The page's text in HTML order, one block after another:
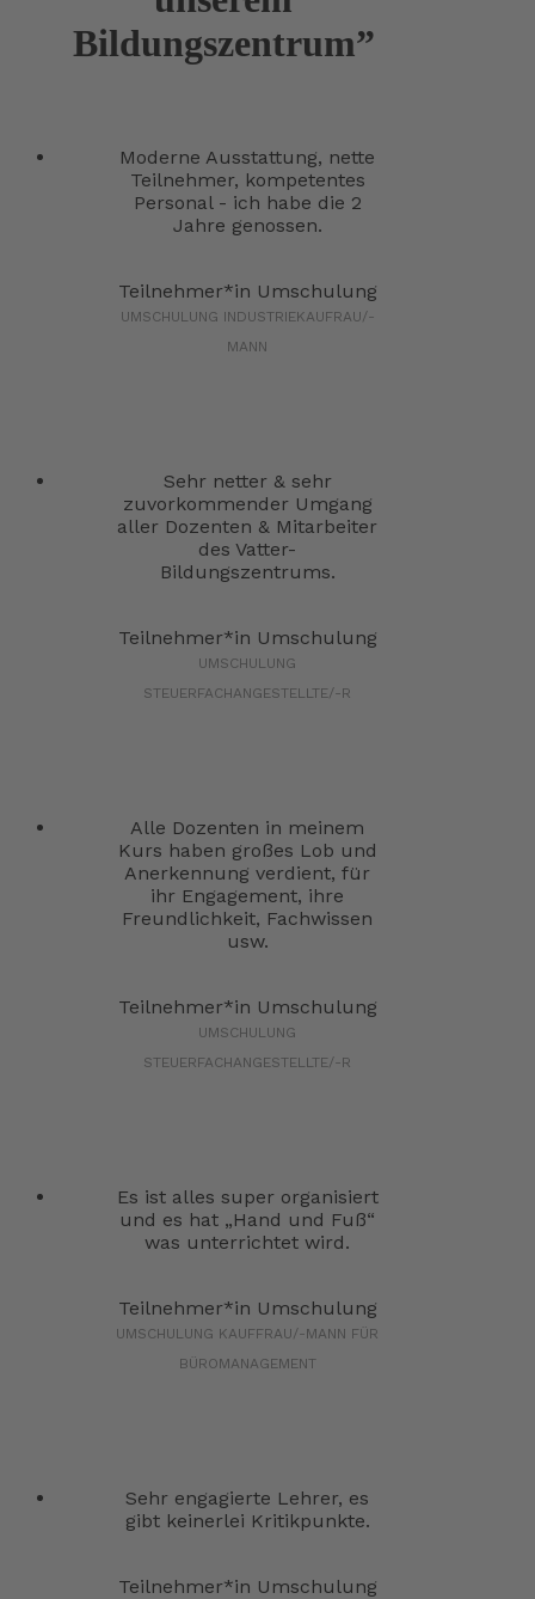
Bildungszentrum”
Moderne Ausstattung, nette
Teilnehmer, kompetentes
Personal - ich habe die 2
Jahre genossen.
Teilnehmer*in Umschulung
UMSCHULUNG INDUSTRIEKAUFRAU/-
MANN
Sehr netter & sehr
zuvorkommender Umgang
aller Dozenten & Mitarbeiter
des Vatter-
Bildungszentrums.
Teilnehmer*in Umschulung
UMSCHULUNG
STEUERFACHANGESTELLTE/-R
Alle Dozenten in meinem
Kurs haben großes Lob und
Anerkennung verdient, für
ihr Engagement, ihre
Freundlichkeit, Fachwissen
usw.
Teilnehmer*in Umschulung
UMSCHULUNG
STEUERFACHANGESTELLTE/-R
Es ist alles super organisiert
und es hat „Hand und Fuß“
was unterrichtet wird.
Teilnehmer*in Umschulung
UMSCHULUNG KAUFFRAU/-MANN FÜR
BÜROMANAGEMENT
Sehr engagierte Lehrer, es
gibt keinerlei Kritikpunkte.
Teilnehmer*in Umschulung